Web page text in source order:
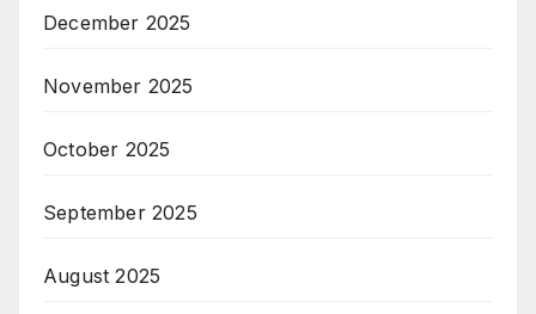
December 2025
November 2025
October 2025
September 2025
August 2025